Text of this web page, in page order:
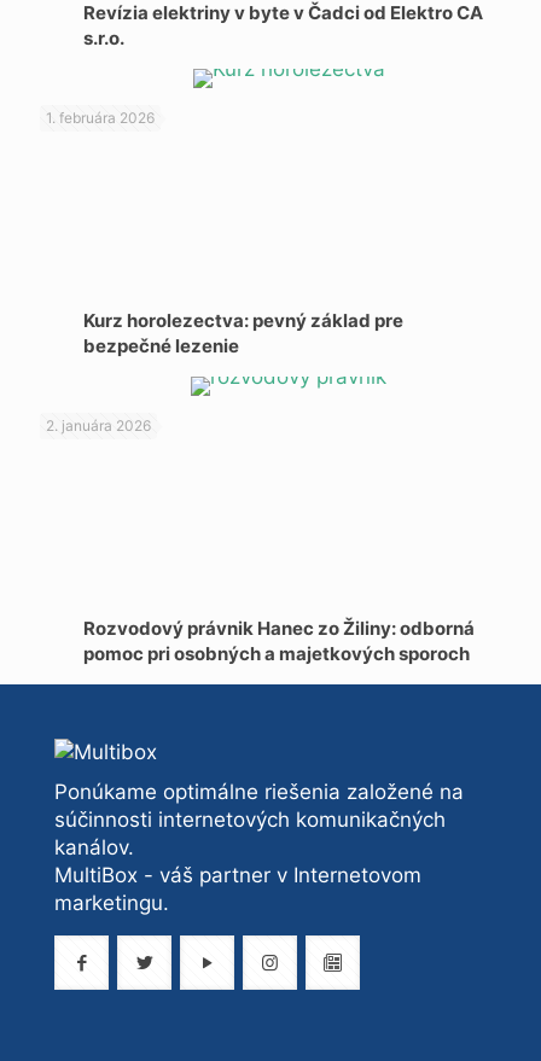
Revízia elektriny v byte v Čadci od Elektro CA
s.r.o.
1. februára 2026
Kurz horolezectva: pevný základ pre
bezpečné lezenie
2. januára 2026
Rozvodový právnik Hanec zo Žiliny: odborná
pomoc pri osobných a majetkových sporoch
Ponúkame optimálne riešenia založené na
súčinnosti internetových komunikačných
kanálov.
MultiBox - váš partner v Internetovom
marketingu.